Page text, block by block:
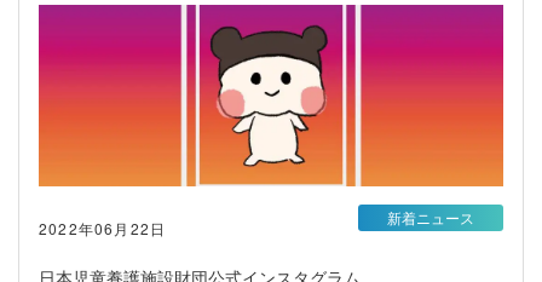
2022年06月22日
新着ニュース